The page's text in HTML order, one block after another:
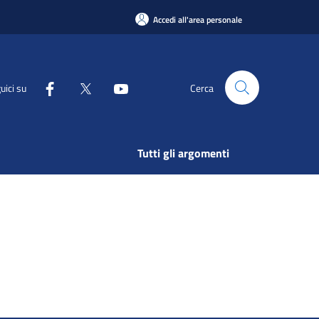
Accedi all'area personale
su Cerca
Tutti gli argomenti